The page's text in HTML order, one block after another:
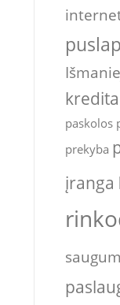
paskolos
prekyba
įranga